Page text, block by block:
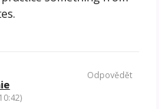
Odpovědět